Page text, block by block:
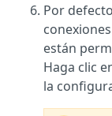
Por
están
Haga clic
la